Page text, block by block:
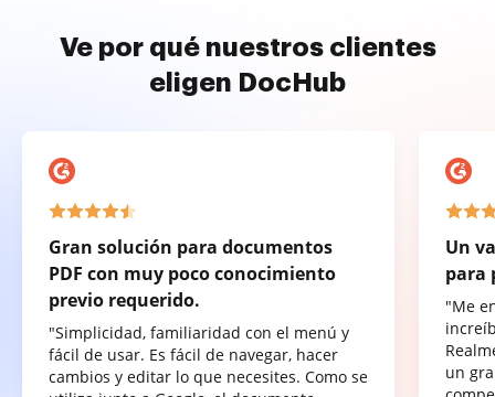
Ve por qué nuestros clientes
eligen DocHub
Gran solución para documentos
PDF con muy poco conocimiento
previo requerido.
"Simplicidad, familiaridad con el menú y
fácil de usar. Es fácil de navegar, hacer
cambios y editar lo que necesites. Como se
Un
para
"Me
un